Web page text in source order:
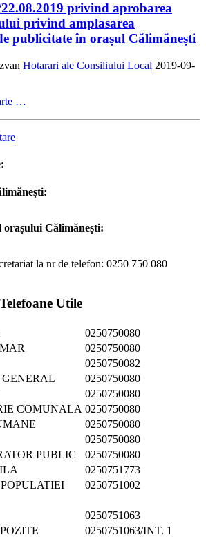
privind aprobarea
privind amplasarea
publicitate în orașul Călimănești
Hotarari ale Consiliului Local 2019-09-
…
orașului Călimănești:
la nr de telefon: 0250 750 080
Telefoane Utile
0250750080
0250750080
0250750082
GENERAL
0250750080
0250750080
COMUNALA 0250750080
0250750080
0250750080
PUBLIC
0250750080
0250751773
0250751002
0250751063
0250751063/INT. 1